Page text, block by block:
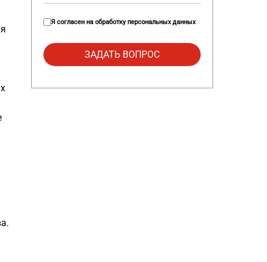
Я согласен на обработку персональных данных